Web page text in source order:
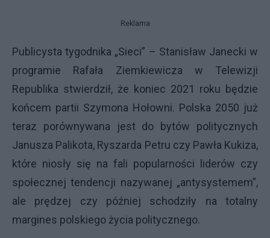
Reklama
Publicysta tygodnika „Sieci” – Stanisław Janecki w
programie Rafała Ziemkiewicza w Telewizji
Republika stwierdził, że koniec 2021 roku będzie
końcem partii Szymona Hołowni. Polska 2050 już
teraz porównywana jest do bytów politycznych
Janusza Palikota, Ryszarda Petru czy Pawła Kukiza,
które niosły się na fali popularności liderów czy
społecznej tendencji nazywanej „antysystemem”,
ale prędzej czy później schodziły na totalny
margines polskiego życia politycznego.